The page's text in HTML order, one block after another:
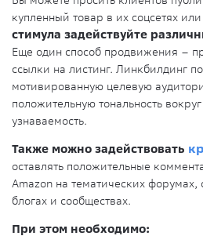
купленный товар в их соцсетях или
стимула задействуйте
Еще один способ продвижения –
ссылки на листинг. Линкбилдинг
мотивированную целевую
положительную тональность
узнаваемость.
Также можно задействовать
оставлять положительные
Amazon на тематических форумах,
блогах и сообществах.
При этом необходимо: